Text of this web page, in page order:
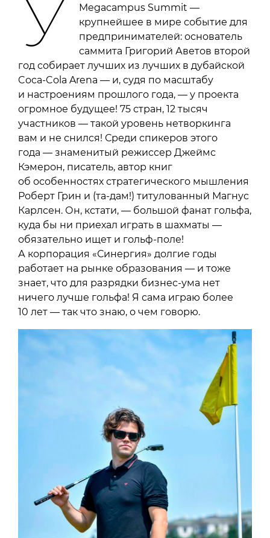
Megacampus Summit —
крупнейшее в мире событие для
предпринимателей: основатель
саммита Григорий Аветов второй
год собирает лучших из лучших в дубайской
Coca-Cola Arena — и, судя по масштабу
и настроениям прошлого года, — у проекта
огромное будущее! 75 стран, 12 тысяч
участников — такой уровень нетворкинга
вам и не снился! Среди спикеров этого
года — знаменитый режиссер Джеймс
Кэмерон, писатель, автор книг
об особенностях стратегического мышления
Роберт Грин и (та-дам!) титулованный Магнус
Карлсен. Он, кстати, — большой фанат гольфа,
куда бы ни приехал играть в шахматы —
обязательно ищет и гольф-поле!
А корпорация «Синергия» долгие годы
работает на рынке образования — и тоже
знает, что для разрядки бизнес-ума нет
ничего лучше гольфа! Я сама играю более
10 лет — так что знаю, о чем говорю.